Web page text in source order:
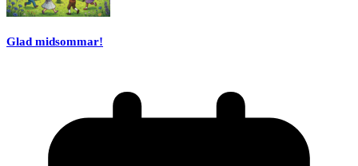
Glad midsommar!